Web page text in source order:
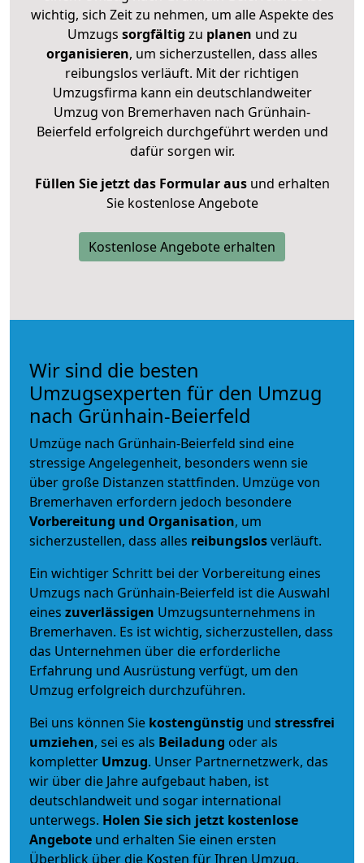
wichtig, sich Zeit zu nehmen, um alle Aspekte des
Umzugs sorgfältig zu planen und zu
organisieren, um sicherzustellen, dass alles
reibungslos verläuft. Mit der richtigen
Umzugsfirma kann ein deutschlandweiter
Umzug von Bremerhaven nach Grünhain-
Beierfeld erfolgreich durchgeführt werden und
dafür sorgen wir.
Füllen Sie jetzt das Formular ausund erhalten
Sie kostenlose Angebote
Kostenlose Angebote erhalten
Wir sind die besten
Umzugsexperten für den Umzug
nach Grünhain-Beierfeld
Umzüge nach Grünhain-Beierfeld sind eine
stressige Angelegenheit, besonders wenn sie
über große Distanzen stattfinden. Umzüge von
Bremerhaven erfordern jedoch besondere
Vorbereitung und Organisation, um
sicherzustellen, dass alles reibungslosverläuft.
Ein wichtiger Schritt bei der Vorbereitung eines
Umzugs nach Grünhain-Beierfeld ist die Auswahl
eines zuverlässigen Umzugsunternehmens in
Bremerhaven. Es ist wichtig, sicherzustellen, dass
das Unternehmen über die erforderliche
Erfahrung und Ausrüstung verfügt, um den
Umzug erfolgreich durchzuführen.
Bei uns können Sie kostengünstig und stressfrei
umziehen, sei es als Beiladung oder als
kompletter Umzug. Unser Partnernetzwerk, das
wir über die Jahre aufgebaut haben, ist
deutschlandweit und sogar international
unterwegs. Holen Sie sich jetzt kostenlose
Angebote und erhalten Sie einen ersten
Überblick über die Kosten für Ihren Umzug.